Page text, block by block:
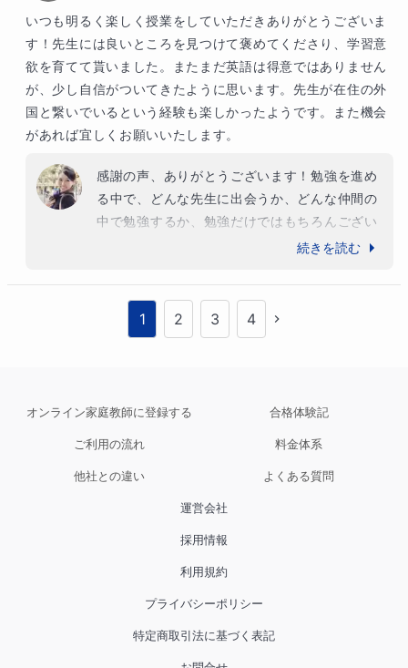
きるので、失敗を恐れず、恥ずかしがらず、自
分の力で前に進んでいってほしいと思います。
そしてすてきなかっこいいお姉さんになってく
ださいね！応援しています。
いつも明るく楽しく授業をしていただきありがとうございま
す！先生には良いところを見つけて褒めてくださり、学習意
欲を育てて貰いました。またまだ英語は得意ではありません
が、少し自信がついてきたように思います。先生が在住の外
国と繋いでいるという経験も楽しかったようです。また機会
があれば宜しくお願いいたします。
感謝の声、ありがとうございます！勉強を進め
る中で、どんな先生に出会うか、どんな仲間の
中で勉強するか、勉強だけではもちろんござい
ませんが、人との出会いはとても大事です。た
れたとしても、それはその人の一意見にすぎま
せん。自分がこの先生のもとなら頑張れると思
えるご縁を大事にこれからも勉強を始め、様々
続きを読む
1 2 3 4
オンライン家庭教師に登録する 合格体験記
ご利用の流れ 料金体系
他社との違い よくある質問
運営会社
採用情報
利用規約
プライバシーポリシー
特定商取引法に基づく表記